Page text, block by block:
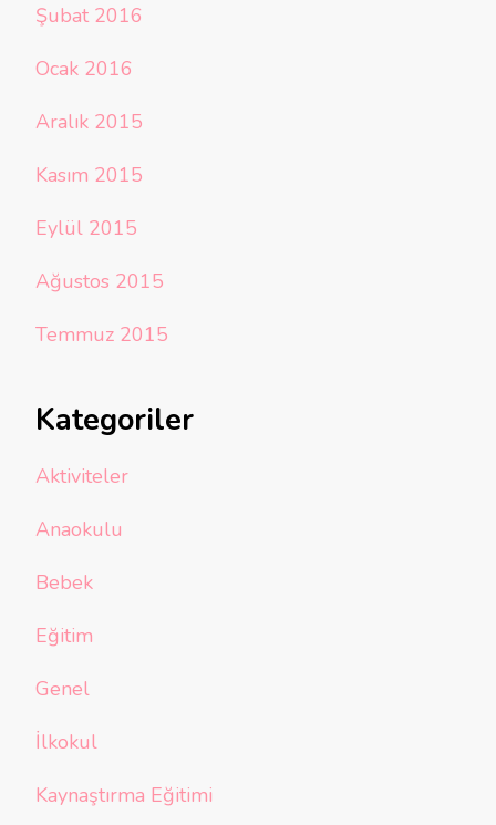
Şubat 2016
Ocak 2016
Aralık 2015
Kasım 2015
Eylül 2015
Ağustos 2015
Temmuz 2015
Kategoriler
Aktiviteler
Anaokulu
Bebek
Eğitim
Genel
İlkokul
Kaynaştırma Eğitimi